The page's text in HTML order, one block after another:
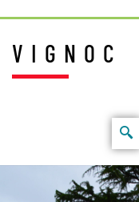
VIGNOC